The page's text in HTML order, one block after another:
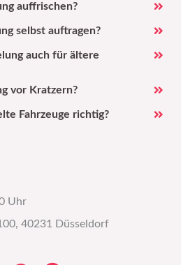
auffrischen?
selbst auftragen?
auch für ältere
vor Kratzern?
Fahrzeuge richtig?
Uhr
40231 Düsseldorf